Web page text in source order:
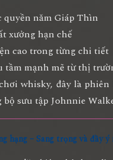
quyền năm Giáp Thìn
xưởng hạn chế
cao trong từng chi tiết
tầm mạnh mẽ từ thị
whisky, đây là phiên
sưu tập Johnnie
hạng – Sang trọng và đầy ý